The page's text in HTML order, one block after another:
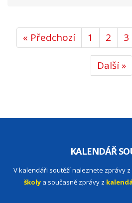
« Předchozí 1 2 3
Další »
KALENDÁŘ
V kalendáři soutěží naleznete zprávy z
školya současně zprávy z